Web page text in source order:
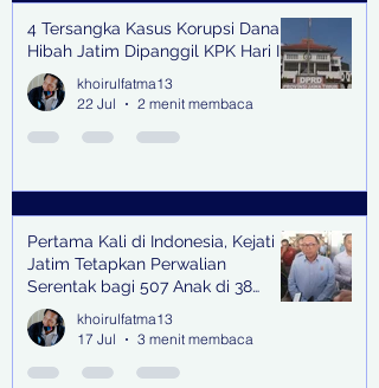
4 Tersangka Kasus Korupsi Dana
Hibah Jatim Dipanggil KPK Hari Ini
khoirulfatma13
22 Jul
2 menit membaca
Pertama Kali di Indonesia, Kejati
Jatim Tetapkan Perwalian
Serentak bagi 507 Anak di 38
Kabupaten & Kota
khoirulfatma13
17 Jul
3 menit membaca